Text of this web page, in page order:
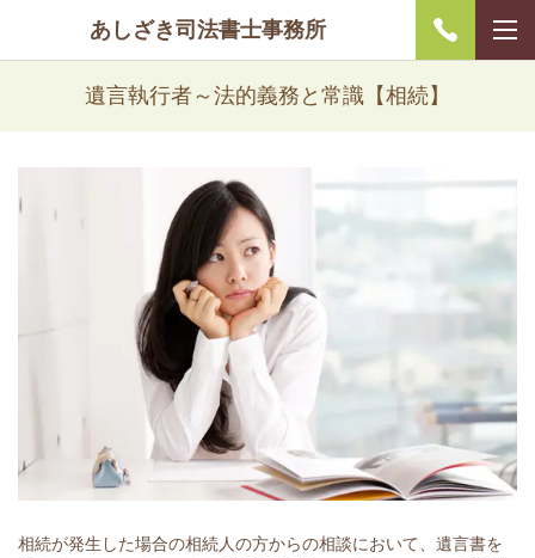
あしざき司法書士事務所
遺言執行者～法的義務と常識【相続】
相続が発生した場合の相続人の方からの相談において、遺言書を